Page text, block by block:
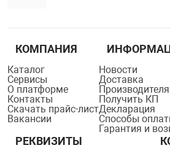
КОМПАНИЯ
Каталог
Сервисы
О платформе
Контакты
Скачать прайс-лист
Вакансии
Новости
Доставка
Получить КП
Декларация
Способы
Гарантия и
РЕКВИЗИТЫ